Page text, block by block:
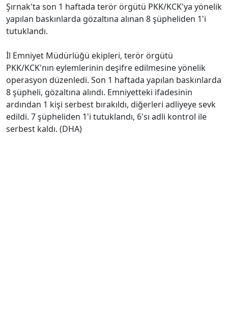
Şırnak'ta son 1 haftada terör örgütü PKK/KCK'ya yönelik
yapılan baskınlarda gözaltına alınan 8 şüpheliden 1'i
tutuklandı.
İl Emniyet Müdürlüğü ekipleri, terör örgütü
PKK/KCK'nın eylemlerinin deşifre edilmesine yönelik
operasyon düzenledi. Son 1 haftada yapılan baskınlarda
8 şüpheli, gözaltına alındı. Emniyetteki ifadesinin
ardından 1 kişi serbest bırakıldı, diğerleri adliyeye sevk
edildi. 7 şüpheliden 1'i tutuklandı, 6'sı adli kontrol ile
serbest kaldı. (DHA)